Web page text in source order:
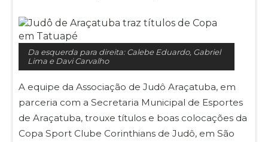
Da esquerda para direita: Calebe Eduardo, Gabriel
Lima e Davi Carvalho
A equipe da Associação de Judô Araçatuba, em
parceria com a Secretaria Municipal de Esportes
de Araçatuba, trouxe títulos e boas colocações da
Copa Sport Clube Corinthians de Judô, em São